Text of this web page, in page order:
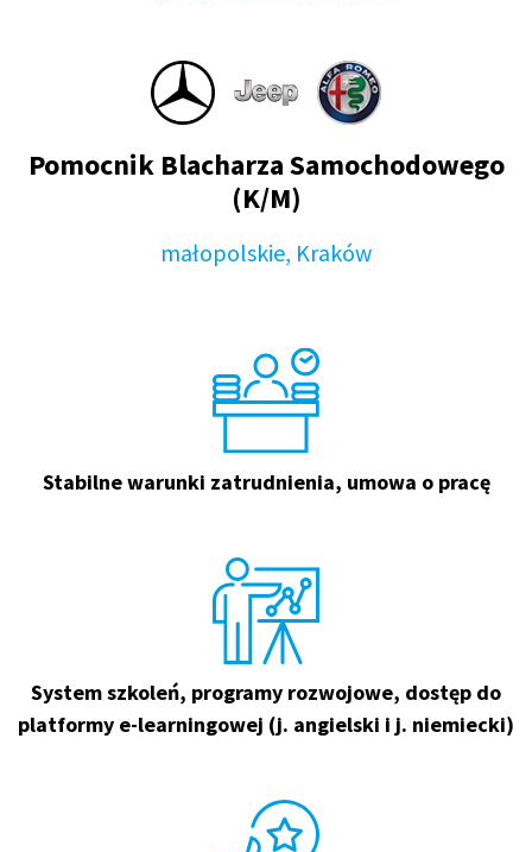
Pomocnik Blacharza Samochodowego
(K/M)​
małopolskie, Kraków
Stabilne warunki zatrudnienia, umowa o pracę
System szkoleń, programy rozwojowe, dostęp do
platformy e-learningowej (j. angielski i j. niemiecki)